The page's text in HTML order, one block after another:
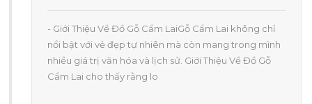
- Giới Thiệu Về Đồ Gỗ Cẩm LaiGỗ Cẩm Lai không chỉ
nổi bật với vẻ đẹp tự nhiên mà còn mang trong mình
nhiều giá trị văn hóa và lịch sử. Giới Thiệu Về Đồ Gỗ
Cẩm Lai cho thấy rằng lo